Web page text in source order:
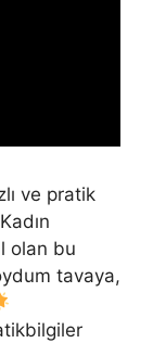
ve pratik
olan bu
tavaya,